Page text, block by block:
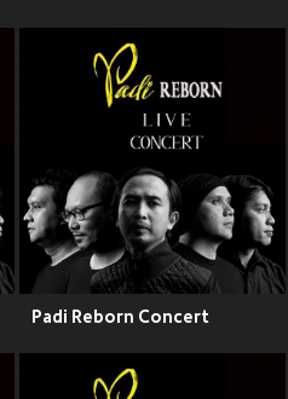
Padi Reborn Concert